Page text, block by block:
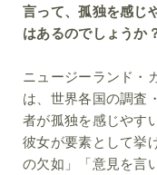
言って、孤独を感じ
はあるのでしょうか
ニュージーランド・
は、世界各国の調査
者が孤独を感じやす
彼女が要素として挙
の欠如」「意見を言